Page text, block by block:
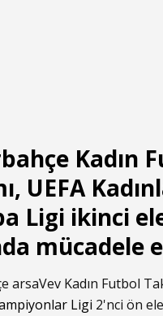
Kadın
UEFA
Ligi ikinci
mücadele
arsaVev Kadın Futbol
Ligi 2'nci ön